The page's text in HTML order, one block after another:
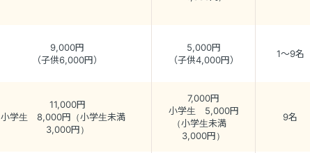
9,000円
（子供6,000円）
5,000円
（子供4,000円）
1～9名
11,000円
小学生 8,000円（小学生未満
3,000円）
7,000円
小学生 5,000円
（小学生未満
3,000円）
9名